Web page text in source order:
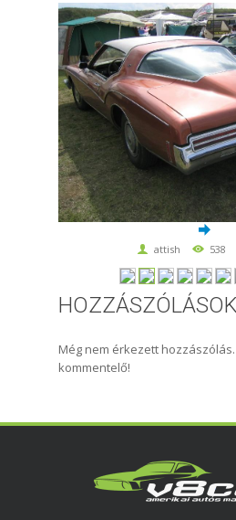
attish 538
HOZZÁSZÓLÁSOK
Még nem érkezett
kommentelő!